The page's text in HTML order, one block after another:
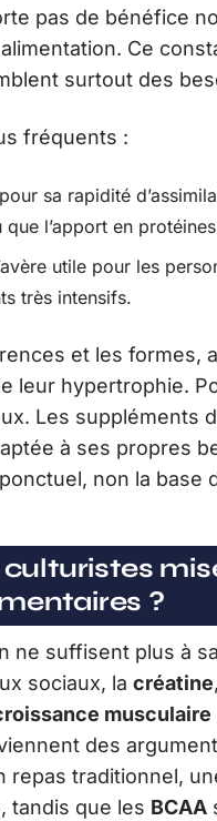
pas de bénéfice
Ce
surtout des
fréquents :
sa rapidité
l’apport en
utile pour les
très intensifs.
et les
leur hypertrophie.
Les suppléments
à ses propres
non la base
?
ne suffisent plus à
sociaux, la créatine
musculaire
des
repas traditionnel,
tandis que les BCAA